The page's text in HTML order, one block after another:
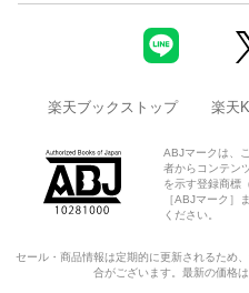
楽天ブックストップ 楽天
ABJマークは、
者からコンテン
を示す登録商標
［ABJマーク］
ください。
セール・商品情報は定期的に更新されるため
合がございます。最新の価格